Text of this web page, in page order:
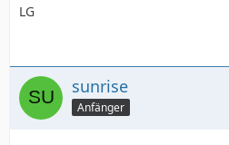
LG
sunrise
Anfänger